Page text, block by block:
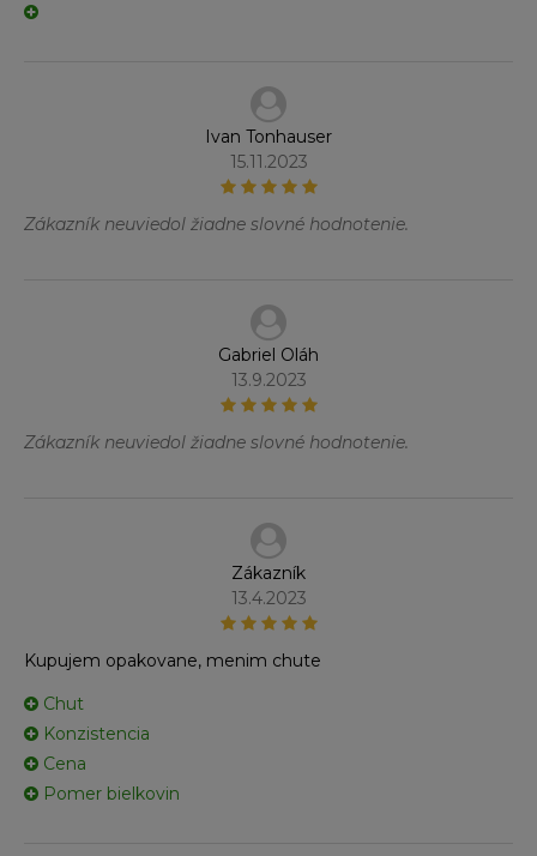
Ivan Tonhauser
15.11.2023
Zákazník neuviedol žiadne slovné hodnotenie.
Gabriel Oláh
13.9.2023
Zákazník neuviedol žiadne slovné hodnotenie.
Zákazník
13.4.2023
Kupujem opakovane, menim chute
Chut
Konzistencia
Cena
Pomer bielkovin